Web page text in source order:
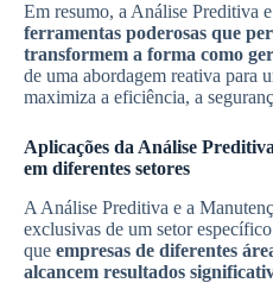
Em resumo, a Análise Preditiva
ferramentas poderosas que
transformem a forma como
de uma abordagem reativa para
maximiza a eficiência, a
Aplicações da Análise
em diferentes setores
A Análise Preditiva e a
exclusivas de um setor
que empresas de diferentes
alcancem resultados